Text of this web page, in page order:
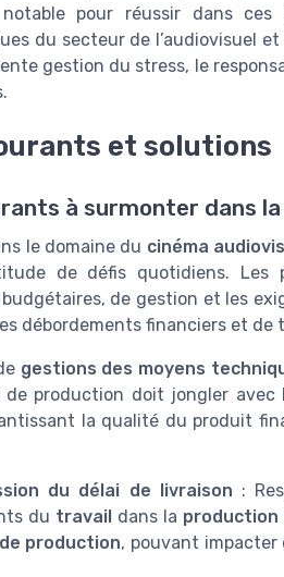
notable pour réussir dans ces
du secteur de l’audiovisuel
gestion du stress, le
et solutions
à surmonter dans
le domaine du cinéma
de défis quotidiens. Les
de gestion et les
débordements financiers et de
gestions des moyens
de production doit jongler
la qualité du produit
du délai de livraison :
du travail dans la production
production, pouvant